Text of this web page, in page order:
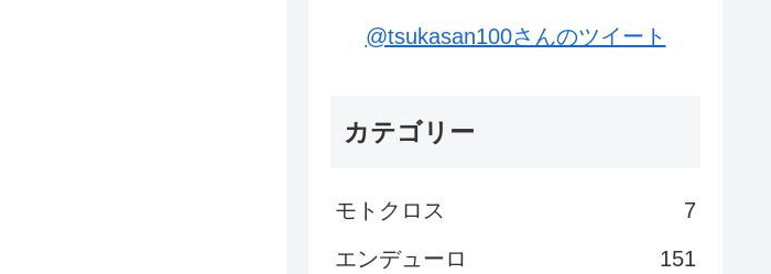
@tsukasan100さんのツイート
カテゴリー
モトクロス
7
エンデューロ
151